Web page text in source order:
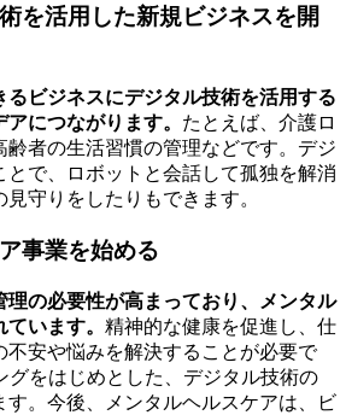
を活用した新規ビジネスを開
るビジネスにデジタル技術を活用する
につながります。 たとえば、介護ロ
齢者の生活習慣の管理などです。デジ
とで、ロボットと会話して孤独を解消
守りをしたりもできます。
事業を始める
理の必要性が高まっており、メンタル
います。 精神的な健康を促進し、仕
不安や悩みを解決することが必要で
グをはじめとした、デジタル技術の
す。今後、メンタルヘルスケアは、ビ